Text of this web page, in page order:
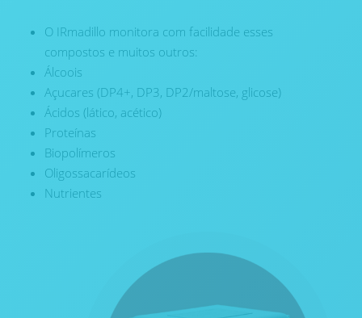
O IRmadillo monitora com facilidade esses
compostos e muitos outros:
Álcoois
Açucares (DP4+, DP3, DP2/maltose, glicose)
Ácidos (lático, acético)
Proteínas
Biopolímeros
Oligossacarídeos
Nutrientes